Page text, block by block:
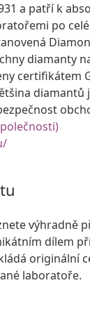
a patří k
po
diamanty
certifikátem
diamantů
výhradně
dílem
originální
laboratoře.